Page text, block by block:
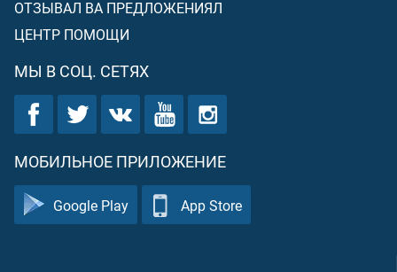
ОТЗЫВАЛ ВА ПРЕДЛОЖЕНИЯЛ
ЦЕНТР ПОМОЩИ
МЫ В СОЦ. СЕТЯХ
МОБИЛЬНОЕ ПРИЛОЖЕНИЕ
Google Play App Store